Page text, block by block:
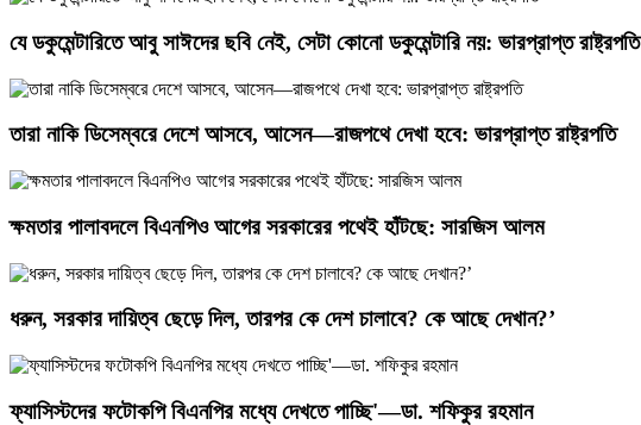
যে ডকুমেন্টারিতে আবু সাঈদের ছবি নেই, সেটা কোনো ডকুমেন্টারি নয়: ভারপ্রাপ্ত রাষ্ট্রপতি
তারা নাকি ডিসেম্বরে দেশে আসবে, আসেন—রাজপথে দেখা হবে: ভারপ্রাপ্ত রাষ্ট্রপতি
ক্ষমতার পালাবদলে বিএনপিও আগের সরকারের পথেই হাঁটছে: সারজিস আলম
ধরুন, সরকার দায়িত্ব ছেড়ে দিল, তারপর কে দেশ চালাবে? কে আছে দেখান?’
ফ্যাসিস্টদের ফটোকপি বিএনপির মধ্যে দেখতে পাচ্ছি'—ডা. শফিকুর রহমান